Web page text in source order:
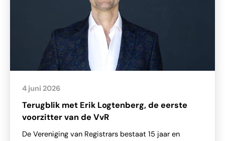
Terugblik met Erik Logtenberg, de eerste
voorzitter van de VvR
4 juni 2026
De Vereniging van Registrars bestaat 15 jaar en